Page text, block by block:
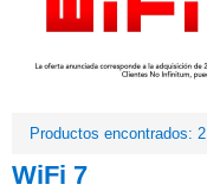
Productos encontrados: 2
WiFi 7